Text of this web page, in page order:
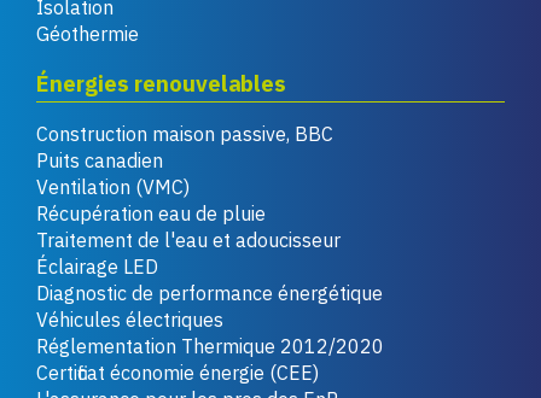
Isolation
Géothermie
Énergies renouvelables
Construction maison passive, BBC
Puits canadien
Ventilation (VMC)
Récupération eau de pluie
Traitement de l'eau et adoucisseur
Éclairage LED
Diagnostic de performance énergétique
Véhicules électriques
Réglementation Thermique 2012/2020
Certificat économie énergie (CEE)